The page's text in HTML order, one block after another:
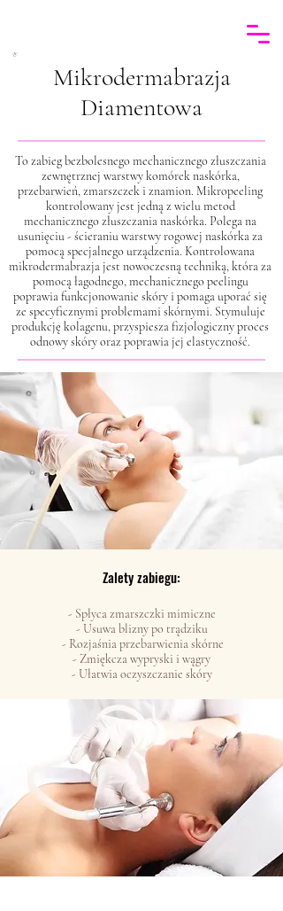
Mikrodermabrazja
Diamentowa
To zabieg bezbolesnego mechanicznego złuszczania
zewnętrznej warstwy komórek naskórka,
przebarwień, zmarszczek i znamion. Mikropeeling
kontrolowany jest jedną z wielu metod
mechanicznego złuszczania naskórka. Polega na
usunięciu - ścieraniu warstwy rogowej naskórka za
pomocą specjalnego urządzenia. Kontrolowana
mikrodermabrazja jest nowoczesną techniką, która za
pomocą łagodnego, mechanicznego peelingu
poprawia funkcjonowanie skóry i pomaga uporać się
ze specyficznymi problemami skórnymi. Stymuluje
produkcję kolagenu, przyspiesza fizjologiczny proces
odnowy skóry oraz poprawia jej elastyczność.
Zalety zabiegu:
- Spłyca zmarszczki mimiczne
- Usuwa blizny po trądziku
- Rozjaśnia przebarwienia skórne
- Zmiękcza wypryski i wągry
- Ułatwia oczyszczanie skóry